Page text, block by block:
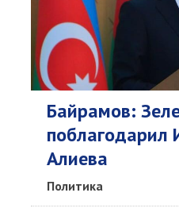
Байрамов:
поблагодарил
Алиева
Политика